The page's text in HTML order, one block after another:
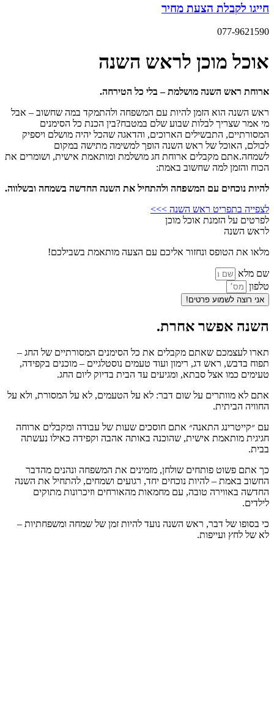
חייגו לקבלת הצעת מחיר
077-9621590
אוכל מוכן לראש השנה
ארוחת ראש השנה מושלמת – בלי כל הטירחה.
ראש השנה הוא הזמן להיות עם המשפחה ולהתמקד במה שחשוב – אבל
מי אמר שצריך לבלות שבוע שלם במטבח?בין הכנת כל הסימנים
המסורתיים, התבשילים הארוכים, והדאגה שהכל יהיה מושלם ויספיק
לכולם, האוכל של ראש השנה הופך למשימה מתישה במקום
לשמחה.אתם מקבלים ארוחת חג מושלמת ומותאמת אישית, ושומרים את
הכוח והזמן למה שחשוב באמת:
להיות נוכחים עם המשפחה ולהתחיל את השנה החדשה בשמחה ובשלווה.
לצפייה בתפריט ראש השנה >>>
לפרטים על הזמנת אוכל מוכן
לראש השנה
מלאו את הטופס ונחזור אליכם עם הצעה מותאמת בשבילכם!
שם מלא
טלפון
אני רוצה לשמוע פרטים!
השנה אפשר אחרת.
תארו לעצמכם שאתם מקבלים את כל הסימנים המסורתיים של החג –
תפוח בדבש, ראש דג, רימון ועוד טעמים נוסטלגיים – מוכנים בקפידה,
טעימים כמו אצל סבתא, ומגיעים עד הבית בדיוק ליום החג.
אתם לא מוותרים על שום דבר: לא על הטעמים, לא על המסורת, ולא על
החוויה הביתית.
עם ״קייטרינג התאנה״ אתם חוסכים שעות של עבודה ומקבלים ארוחה
חגיגית מותאמת אישית, שהוכנה באותה אהבה וקפידה כאילו נעשתה
בבית.
כך אתם פשוט פותחים שולחן, מזמינים את המשפחה ונהנים מהדבר
החשוב באמת – להיות נוכחים יחד, רגועים ושמחים, להתחיל את השנה
החדשה באווירה טובה, עם מחמאות מהאורחים וזיכרונות מתוקים
לילדים.
כי בסופו של דבר, ראש השנה נועד להיות זמן של שמחה ומשפחתיות –
לא של לחץ ועייפות.